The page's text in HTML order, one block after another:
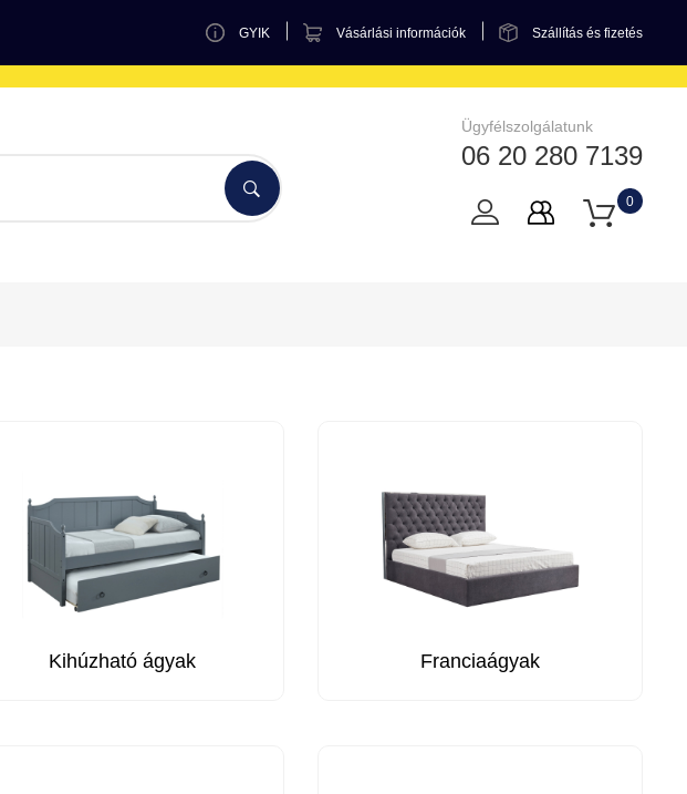
GYIK Vásárlási információk Szállítás és fizetés
Ügyfélszolgálatunk
06 20 280 7139
0
Kihúzható ágyak Franciaágyak